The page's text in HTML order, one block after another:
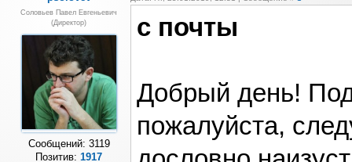
Соловьев Павел Евгеньевич
(Директор)
Сообщений: 3119
Позитив:1917
с почты
Добрый день!
пожалуйста,